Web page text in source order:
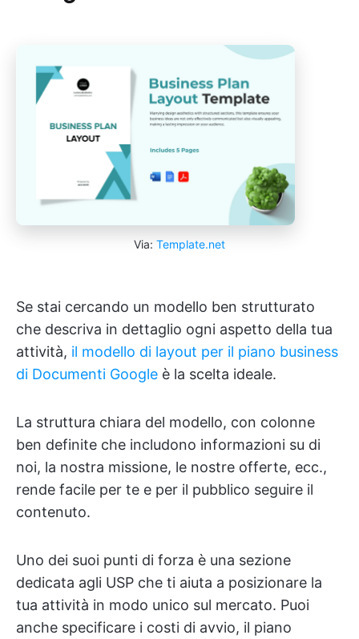
Via: Template.net
Se stai cercando un modello ben strutturato
che descriva in dettaglio ogni aspetto della tua
attività, il modello di layout per il piano business
di Documenti Google è la scelta ideale.
La struttura chiara del modello, con colonne
ben definite che includono informazioni su di
noi, la nostra missione, le nostre offerte, ecc.,
rende facile per te e per il pubblico seguire il
contenuto.
Uno dei suoi punti di forza è una sezione
dedicata agli USP che ti aiuta a posizionare la
tua attività in modo unico sul mercato. Puoi
anche specificare i costi di avvio, il piano